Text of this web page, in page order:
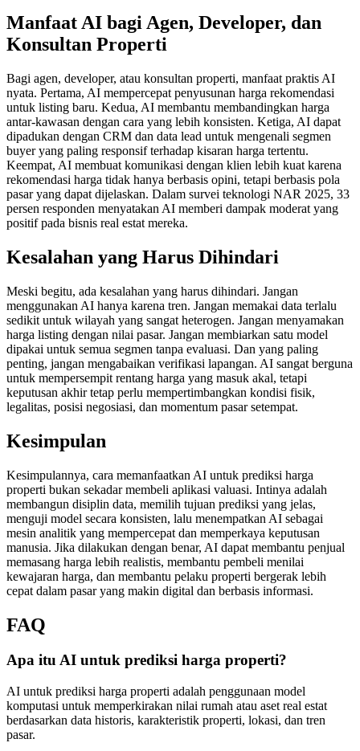
Manfaat AI bagi Agen, Developer, dan
Konsultan Properti
Bagi agen, developer, atau konsultan properti, manfaat praktis AI
nyata. Pertama, AI mempercepat penyusunan harga rekomendasi
untuk listing baru. Kedua, AI membantu membandingkan harga
antar-kawasan dengan cara yang lebih konsisten. Ketiga, AI dapat
dipadukan dengan CRM dan data lead untuk mengenali segmen
buyer yang paling responsif terhadap kisaran harga tertentu.
Keempat, AI membuat komunikasi dengan klien lebih kuat karena
rekomendasi harga tidak hanya berbasis opini, tetapi berbasis pola
pasar yang dapat dijelaskan. Dalam survei teknologi NAR 2025, 33
persen responden menyatakan AI memberi dampak moderat yang
positif pada bisnis real estat mereka.
Kesalahan yang Harus Dihindari
Meski begitu, ada kesalahan yang harus dihindari. Jangan
menggunakan AI hanya karena tren. Jangan memakai data terlalu
sedikit untuk wilayah yang sangat heterogen. Jangan menyamakan
harga listing dengan nilai pasar. Jangan membiarkan satu model
dipakai untuk semua segmen tanpa evaluasi. Dan yang paling
penting, jangan mengabaikan verifikasi lapangan. AI sangat berguna
untuk mempersempit rentang harga yang masuk akal, tetapi
keputusan akhir tetap perlu mempertimbangkan kondisi fisik,
legalitas, posisi negosiasi, dan momentum pasar setempat.
Kesimpulan
Kesimpulannya, cara memanfaatkan AI untuk prediksi harga
properti bukan sekadar membeli aplikasi valuasi. Intinya adalah
membangun disiplin data, memilih tujuan prediksi yang jelas,
menguji model secara konsisten, lalu menempatkan AI sebagai
mesin analitik yang mempercepat dan memperkaya keputusan
manusia. Jika dilakukan dengan benar, AI dapat membantu penjual
memasang harga lebih realistis, membantu pembeli menilai
kewajaran harga, dan membantu pelaku properti bergerak lebih
cepat dalam pasar yang makin digital dan berbasis informasi.
FAQ
Apa itu AI untuk prediksi harga properti?
AI untuk prediksi harga properti adalah penggunaan model
komputasi untuk memperkirakan nilai rumah atau aset real estat
berdasarkan data historis, karakteristik properti, lokasi, dan tren
pasar.